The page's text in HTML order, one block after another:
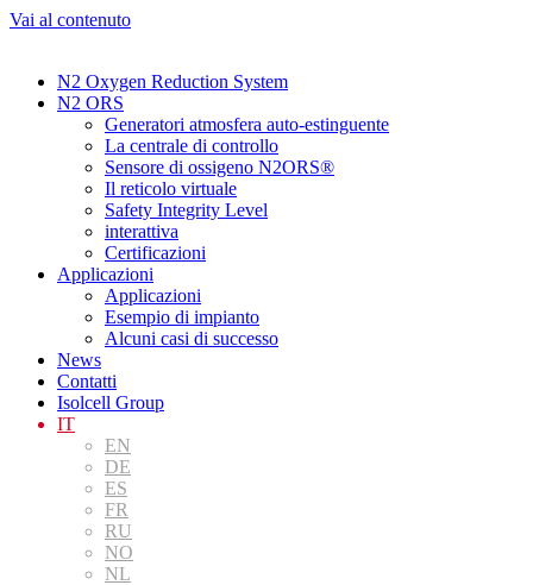
Vai al contenuto
N2 Oxygen Reduction System
N2 ORS
Generatori atmosfera auto-estinguente
La centrale di controllo
Sensore di ossigeno N2ORS®
Il reticolo virtuale
Safety Integrity Level
interattiva
Certificazioni
Applicazioni
Applicazioni
Esempio di impianto
Alcuni casi di successo
News
Contatti
Isolcell Group
IT
EN
DE
ES
FR
RU
NO
NL